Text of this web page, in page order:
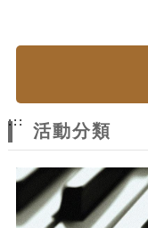
:::
活動分類